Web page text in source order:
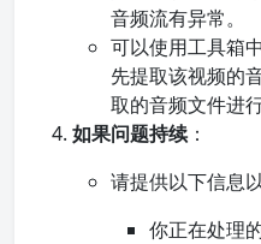
音频流有异常。
可以使用工具箱
先提取该视频的
取的音频文件进
如果问题持续：
请提供以下信息
你正在处理